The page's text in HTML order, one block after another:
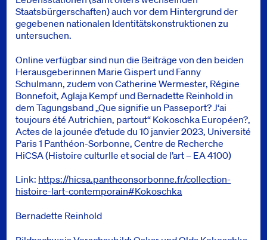
Staatsbürgerschaften) auch vor dem Hintergrund der
gegebenen nationalen Identitätskonstruktionen zu
untersuchen.
Online verfügbar sind nun die Beiträge von den beiden
Herausgeberinnen Marie Gispert und Fanny
Schulmann, zudem von Catherine Wermester, Régine
Bonnefoit, Aglaja Kempf und Bernadette Reinhold in
dem Tagungsband „Que signifie un Passeport? J‘ai
toujours été Autrichien, partout“ Kokoschka Européen?,
Actes de la jounée d’etude du 10 janvier 2023, Université
Paris 1 Panthéon-Sorbonne, Centre de Recherche
HiCSA (Histoire culturlle et social de l’art – EA 4100)
Link: https://hicsa.pantheonsorbonne.fr/collection-
histoire-lart-contemporain#Kokoschka
Bernadette Reinhold